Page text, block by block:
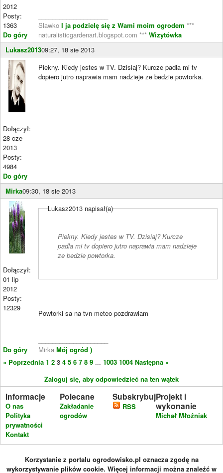
2012
Posty:
1363
Do góry
Slawko I ja podzielę się z Wami moim ogrodem ***
naturalisticgardenart.blogspot.com *** Wizytówka
Lukasz201309:27, 18 sie 2013
Dołączył:
28 cze
2013
Posty:
4984
Do góry
Piekny. Kiedy jestes w TV. Dzisiaj? Kurcze padla mi tv
dopiero jutro naprawia mam nadzieje ze bedzie powtorka.
Mirka09:30, 18 sie 2013
Dołączył:
01 lip
2012
Posty:
12329
Do góry
Lukasz2013 napisał(a)
Piekny. Kiedy jestes w TV. Dzisiaj? Kurcze
padla mi tv dopiero jutro naprawia mam nadzieje
ze bedzie powtorka.
Powtorki sa na tvn meteo pozdrawiam
Mirka Mój ogród )
« Poprzednia 1 2 3 4 5 6 7 8 9 ... 1003 1004 Następna »
Zaloguj się, aby odpowiedzieć na ten wątek
Informacje
O nas
Polityka
prywatności
Kontakt
Polecane
Zakładanie
ogrodów
Subskrybuj
RSS
Projekt i
wykonanie
Michał Młoźniak
Korzystanie z portalu ogrodowisko.pl oznacza zgodę na
wykorzystywanie plików cookie. Więcej informacji można znaleźć w